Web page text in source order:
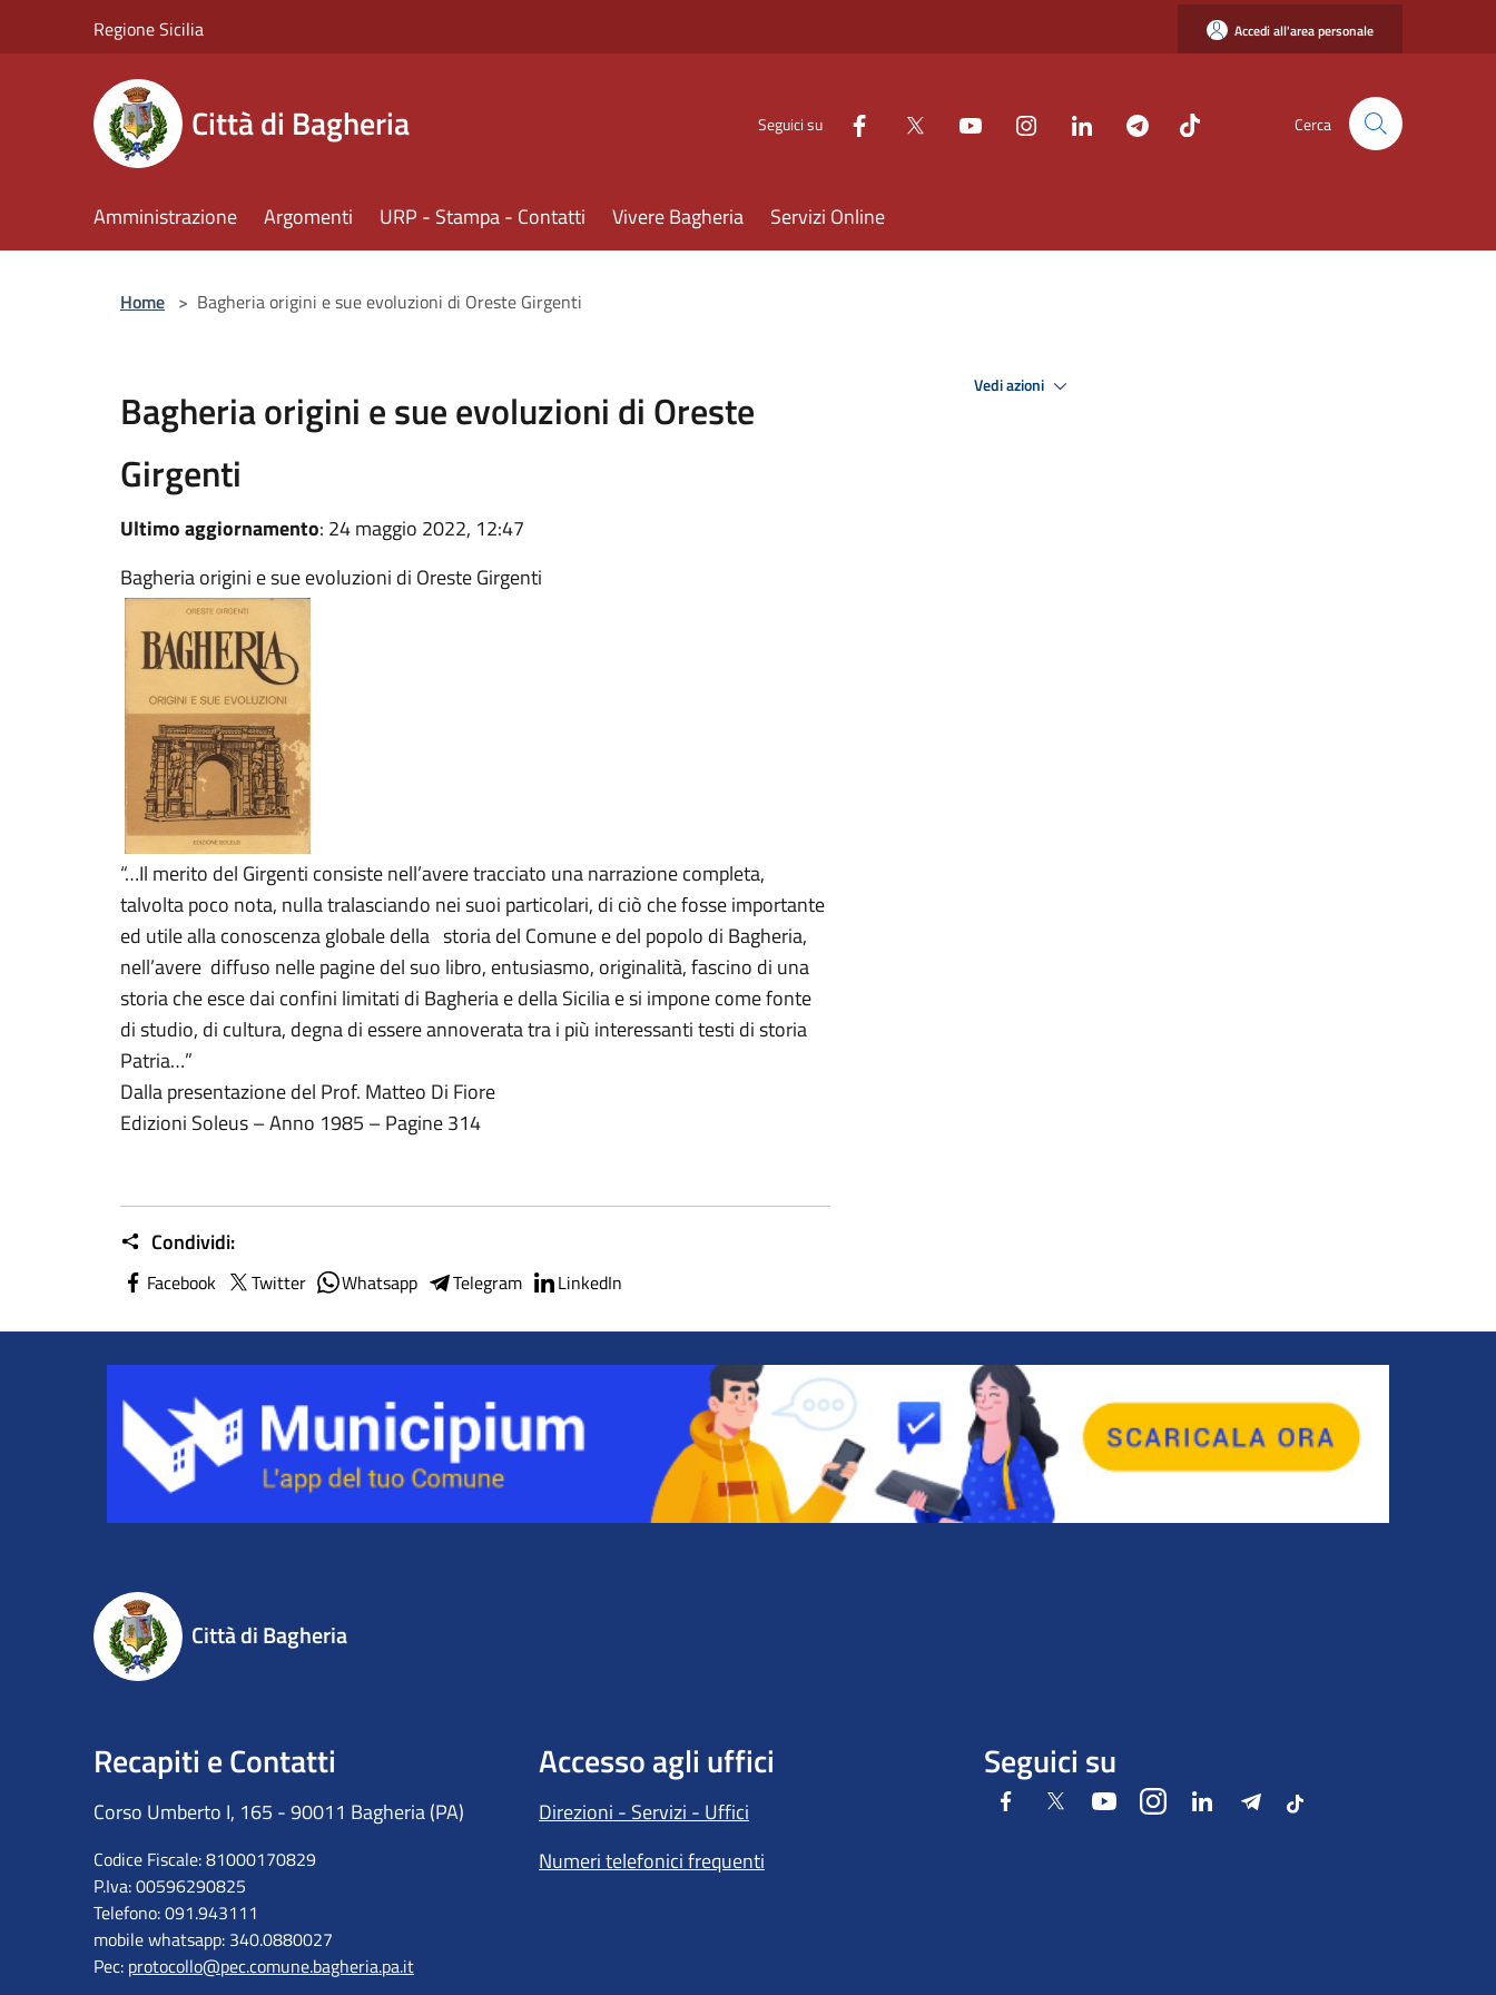
Regione Sicilia Accedi all'area personale
Città di Bagheria Seguici su Cerca
Amministrazione Argomenti URP - Stampa - Contatti Vivere Bagheria Servizi Online
Home > Bagheria origini e sue evoluzioni di Oreste Girgenti
Bagheria origini e sue evoluzioni di Oreste
Girgenti
Ultimo aggiornamento: 24 maggio 2022, 12:47
Bagheria origini e sue evoluzioni di Oreste Girgenti
“…Il merito del Girgenti consiste nell’avere tracciato una narrazione completa,
talvolta poco nota, nulla tralasciando nei suoi particolari, di ciò che fosse importante
ed utile alla conoscenza globale della storia del Comune e del popolo di Bagheria,
nell’avere diffuso nelle pagine del suo libro, entusiasmo, originalità, fascino di una
storia che esce dai confini limitati di Bagheria e della Sicilia e si impone come fonte
di studio, di cultura, degna di essere annoverata tra i più interessanti testi di storia
Patria…”
Dalla presentazione del Prof. Matteo Di Fiore
Edizioni Soleus – Anno 1985 – Pagine 314
Condividi:
Facebook Twitter Whatsapp Telegram LinkedIn
Vedi azioni
Città di Bagheria
Recapiti e Contatti
Corso Umberto I, 165 - 90011 Bagheria (PA)
Codice Fiscale: 81000170829
P.Iva: 00596290825
Telefono: 091.943111
mobile whatsapp: 340.0880027
Pec: protocollo@pec.comune.bagheria.pa.it
Accesso agli uffici
Direzioni - Servizi - Uffici
Numeri telefonici frequenti
Seguici su
FacebookTwitter YoutubeInstagramLinkedIn Telegram
Tiktok